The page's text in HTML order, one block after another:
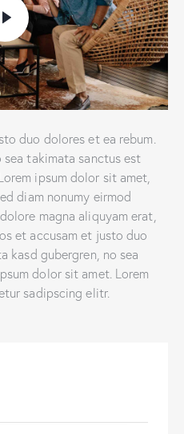
duo dolores et ea rebum.
takimata sanctus est
ipsum dolor sit amet,
diam nonumy eirmod
magna aliquyam erat,
et accusam et justo duo
kasd gubergren, no sea
dolor sit amet. Lorem
sadipscing elitr.